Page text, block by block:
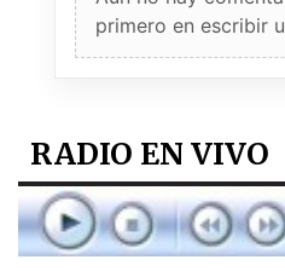
primero en escribir
RADIO EN VIVO